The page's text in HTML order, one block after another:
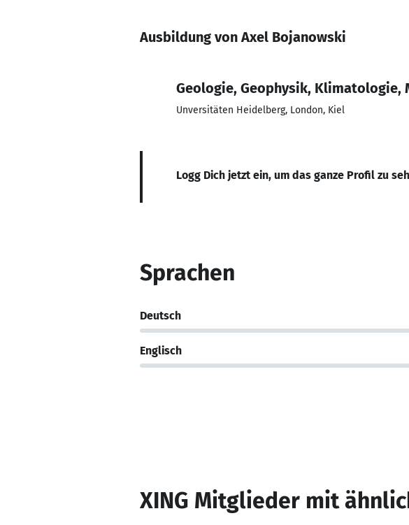
Ausbildung von Axel Bojanowski
Geologie, Geophysik, Klimatologie,
Unversitäten Heidelberg, London, Kiel
Logg Dich jetzt ein, um das ganze Profil zu
Sprachen
Deutsch
Englisch
XING Mitglieder mit